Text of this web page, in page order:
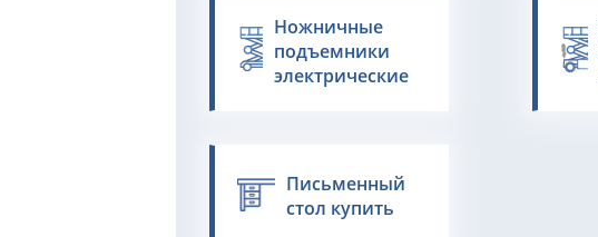
Ножничные
подъемники
электрические
Письменный
стол купить